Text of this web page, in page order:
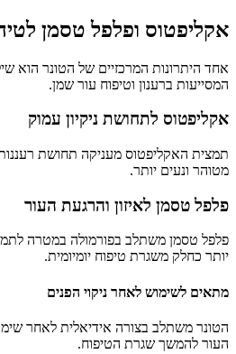
אקליפטוס ופלפל טסמן
אחד היתרונות המרכזיים של הטונר הוא
המסייעות ברענון וטיפוח עור שמן.
אקליפטוס לתחושת ניקיון עמוק
תמצית האקליפטוס מעניקה תחושת רעננות
מטוהר ונעים יותר.
פלפל טסמן לאיזון והרגעת העור
פלפל טסמן משתלב בפורמולה במטרה
יותר כחלק משגרת טיפוח יומיומית.
מתאים לשימוש לאחר ניקוי הפנים
הטונר משתלב בצורה אידיאלית לאחר
העור להמשך שגרת הטיפוח.